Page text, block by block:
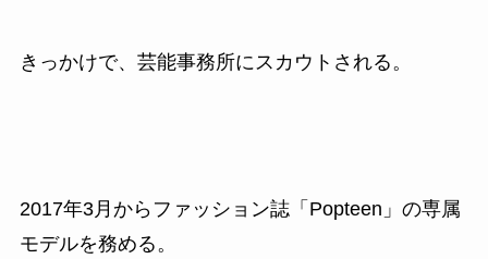
きっかけで、芸能事務所にスカウトされる。
2017年3月からファッション誌「 Popteen 」の専属
モデルを務める。